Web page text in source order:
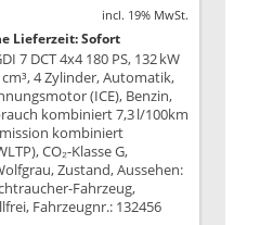
incl. 19% MwSt.
Lieferzeit: Sofort
7 DCT 4x4 180 PS, 132 kW
cm³, 4 Zylinder, Automatik,
(ICE), Benzin,
kombiniert 7,3 l/100km
kombiniert
CO₂-Klasse G,
Zustand, Aussehen:
Fahrzeug,
Fahrzeugnr.: 132456